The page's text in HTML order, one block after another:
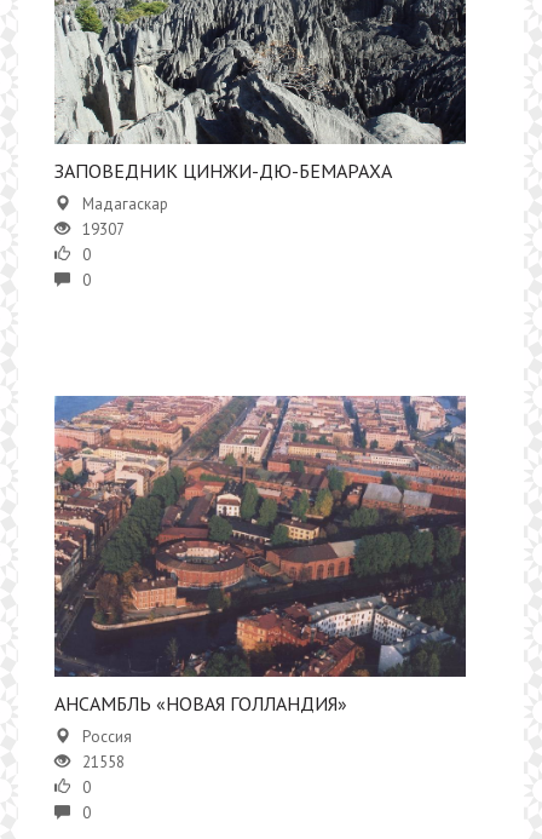
ЗАПОВЕДНИК ЦИНЖИ-ДЮ-БЕМАРАХА
Мадагаскар
19307
0
0
АНСАМБЛЬ «НОВАЯ ГОЛЛАНДИЯ»
Россия
21558
0
0